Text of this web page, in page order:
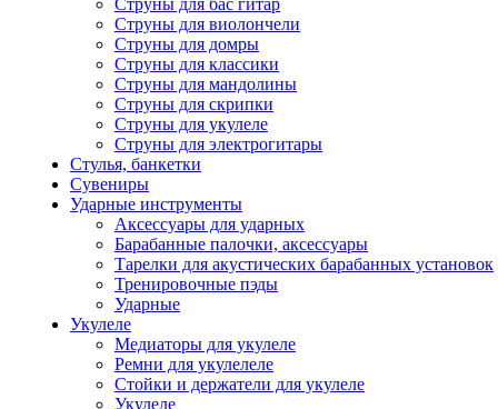
Струны для бас гитар
Струны для виолончели
Струны для домры
Струны для классики
Струны для мандолины
Струны для скрипки
Струны для укулеле
Струны для электрогитары
Стулья, банкетки
Сувениры
Ударные инструменты
Аксессуары для ударных
Барабанные палочки, аксессуары
Тарелки для акустических барабанных установок
Тренировочные пэды
Ударные
Укулеле
Медиаторы для укулеле
Ремни для укулелеле
Стойки и держатели для укулеле
Укулеле